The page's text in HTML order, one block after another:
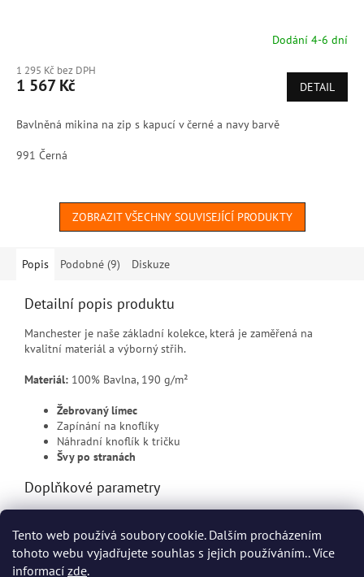
Tento web používá soubory cookie. Dalším procházením
tohoto webu vyjadřujete souhlas s jejich používáním.. Více
informací zde.
Dodání 4-6 dní
1 295 Kč bez DPH
1 567 Kč DETAIL
Bavlněná mikina na zip s kapucí v černé a navy barvě
991 Černá
ZOBRAZIT VŠECHNY SOUVISEJÍCÍ PRODUKTY
Popis Podobné (9) Diskuze
Detailní popis produktu
Manchester je naše základní kolekce, která je zaměřená na
kvalitní materiál a výborný střih.
Materiál: 100% Bavlna, 190 g/m²
Žebrovaný límec
Zapínání na knoflíky
Náhradní knoflík k tričku
Švy po stranách
Doplňkové parametry
EAN : 7040056555393